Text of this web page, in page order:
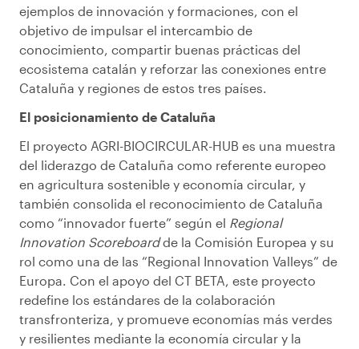
ejemplos de innovación y formaciones, con el
objetivo de impulsar el intercambio de
conocimiento, compartir buenas prácticas del
ecosistema catalán y reforzar las conexiones entre
Cataluña y regiones de estos tres países.
El posicionamiento de Cataluña
El proyecto AGRI-BIOCIRCULAR-HUB es una muestra
del liderazgo de Cataluña como referente europeo
en agricultura sostenible y economía circular, y
también consolida el reconocimiento de Cataluña
como “innovador fuerte” según el Regional
Innovation Scoreboardde la Comisión Europea y su
rol como una de las “Regional Innovation Valleys” de
Europa. Con el apoyo del CT BETA, este proyecto
redefine los estándares de la colaboración
transfronteriza, y promueve economías más verdes
y resilientes mediante la economía circular y la